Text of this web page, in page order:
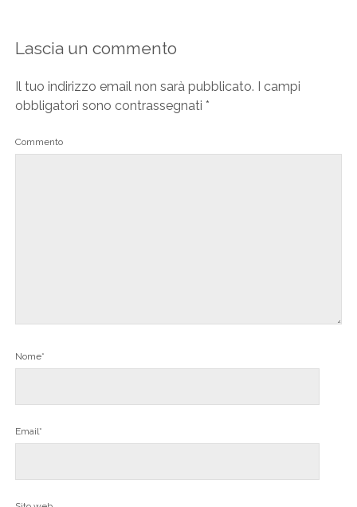
Lascia un commento
Il tuo indirizzo email non sarà pubblicato. I campi
obbligatori sono contrassegnati *
Commento
Nome*
Email*